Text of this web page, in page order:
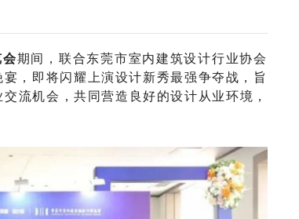
期间，联合东莞市室内建筑设计行业协会
， 即将闪耀 上演设计新秀最强争夺战，
旨
流机会，共同营造良好的设计从业环境 ，